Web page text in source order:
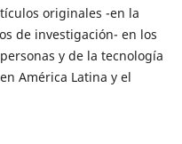
originales -en la
de investigación- en los
y de la tecnología
América Latina y el